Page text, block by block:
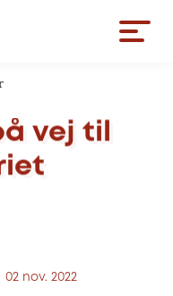
vej til
02 nov. 2022